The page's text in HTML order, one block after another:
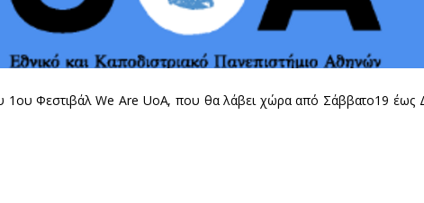
1ου Φεστιβάλ We Are UoA, που θα λάβει χώρα από Σάββατο19 έως